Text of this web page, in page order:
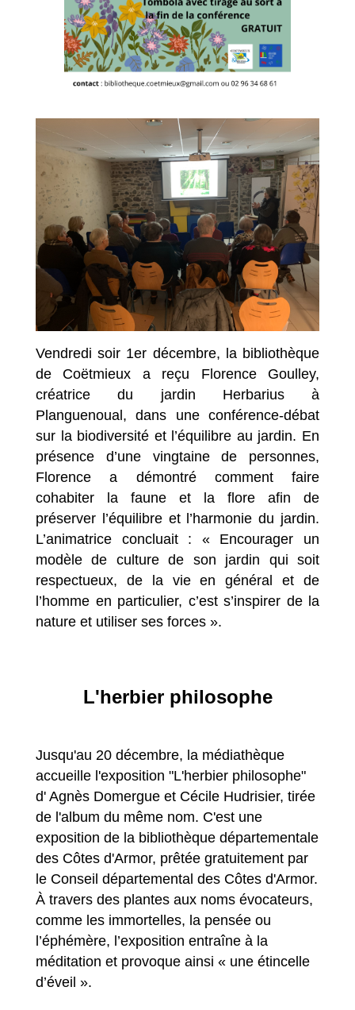
Vendredi soir 1er décembre, la bibliothèque
de Coëtmieux a reçu Florence Goulley,
créatrice du jardin Herbarius à
Planguenoual, dans une conférence-débat
sur la biodiversité et l’équilibre au jardin. En
présence d’une vingtaine de personnes,
Florence a démontré comment faire
cohabiter la faune et la flore afin de
préserver l’équilibre et l’harmonie du jardin.
L’animatrice concluait : « Encourager un
modèle de culture de son jardin qui soit
respectueux, de la vie en général et de
l’homme en particulier, c’est s’inspirer de la
nature et utiliser ses forces ».
L'herbier philosophe
Jusqu'au 20 décembre, la médiathèque
accueille l'exposition "L'herbier philosophe"
d' Agnès Domergue et Cécile Hudrisier, tirée
de l'album du même nom. C'est une
exposition de la bibliothèque départementale
des Côtes d'Armor, prêtée gratuitement par
le Conseil départemental des Côtes d'Armor.
À travers des plantes aux noms évocateurs,
comme les immortelles, la pensée ou
l’éphémère, l’exposition entraîne à la
méditation et provoque ainsi « une étincelle
d’éveil ».